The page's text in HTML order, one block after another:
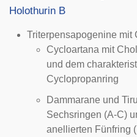
Holothurin B
Triterpensapogenine mit
Cycloartana mit
und dem
Cyclopropanring
Dammarane und
Sechsringen (A-C)
anellierten Fünfring